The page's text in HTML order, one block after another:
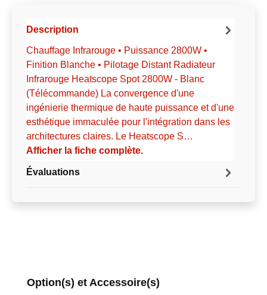
Description
Chauffage Infrarouge • Puissance 2800W •
Finition Blanche • Pilotage Distant Radiateur
Infrarouge Heatscope Spot 2800W - Blanc
(Télécommande) La convergence d'une
ingénierie thermique de haute puissance et d'une
esthétique immaculée pour l'intégration dans les
architectures claires. Le Heatscope S…
Afficher la fiche complète.
Évaluations
Ignorer la galerie de produits
Option(s) et Accessoire(s)